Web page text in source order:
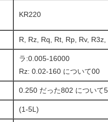
KR220
R, Rz, Rq, Rt, Rp, Rv,
ラ:0.005-16000
Rz: 0.02-160 について00
0.250 だった802 について
(1-5L)